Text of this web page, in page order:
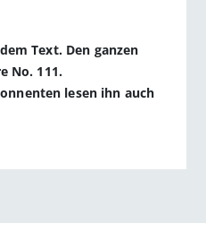
Text. Den ganzen
No. 111.
lesen ihn auch